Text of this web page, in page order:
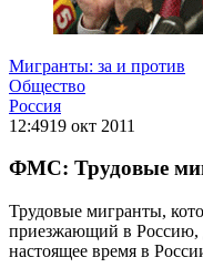
Мигранты: за и против
Общество
Россия
12:4919 окт 2011
ФМС: Трудовые
Трудовые мигранты,
приезжающий в Россию,
настоящее время в